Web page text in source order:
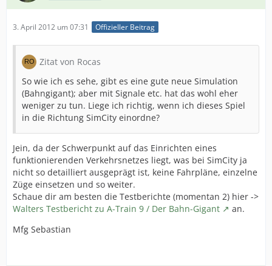
3. April 2012 um 07:31 Offizieller Beitrag
Zitat von Rocas
So wie ich es sehe, gibt es eine gute neue Simulation
(Bahngigant); aber mit Signale etc. hat das wohl eher
weniger zu tun. Liege ich richtig, wenn ich dieses Spiel
in die Richtung SimCity einordne?
Jein, da der Schwerpunkt auf das Einrichten eines
funktionierenden Verkehrsnetzes liegt, was bei SimCity ja
nicht so detailliert ausgeprägt ist, keine Fahrpläne, einzelne
Züge einsetzen und so weiter.
Schaue dir am besten die Testberichte (momentan 2) hier ->
Walters Testbericht zu A-Train 9 / Der Bahn-Gigant
an.
Mfg Sebastian